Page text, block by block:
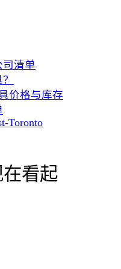
司清单
价格与库存
Toronto
看起